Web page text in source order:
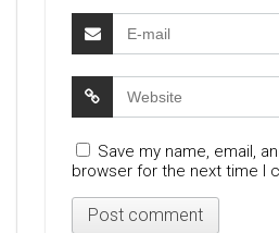
Save my name, email,
browser for the next time I